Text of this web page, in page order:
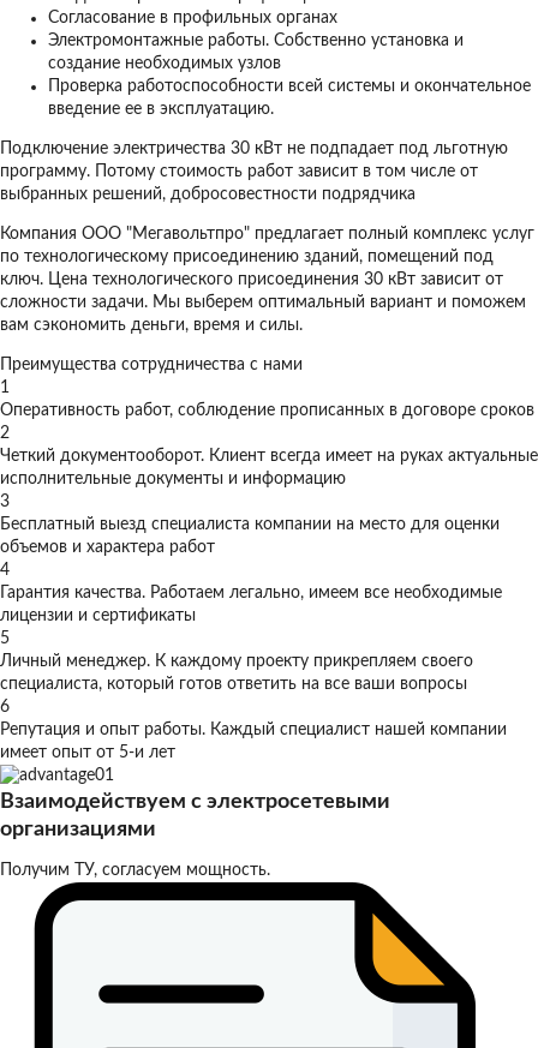
Согласование в профильных органах
Электромонтажные работы. Собственно установка и
создание необходимых узлов
Проверка работоспособности всей системы и окончательное
введение ее в эксплуатацию.
Подключение электричества 30 кВт не подпадает под льготную
программу. Потому стоимость работ зависит в том числе от
выбранных решений, добросовестности подрядчика
Компания ООО "Мегавольтпро" предлагает полный комплекс услуг
по технологическому присоединению зданий, помещений под
ключ. Цена технологического присоединения 30 кВт зависит от
сложности задачи. Мы выберем оптимальный вариант и поможем
вам сэкономить деньги, время и силы.
Преимущества сотрудничества с нами
1
Оперативность работ, соблюдение прописанных в договоре сроков
2
Четкий документооборот. Клиент всегда имеет на руках актуальные
исполнительные документы и информацию
3
Бесплатный выезд специалиста компании на место для оценки
объемов и характера работ
4
Гарантия качества. Работаем легально, имеем все необходимые
лицензии и сертификаты
5
Личный менеджер. К каждому проекту прикрепляем своего
специалиста, который готов ответить на все ваши вопросы
6
Репутация и опыт работы. Каждый специалист нашей компании
имеет опыт от 5-и лет
Взаимодействуем с электросетевыми
организациями
Получим ТУ, согласуем мощность.